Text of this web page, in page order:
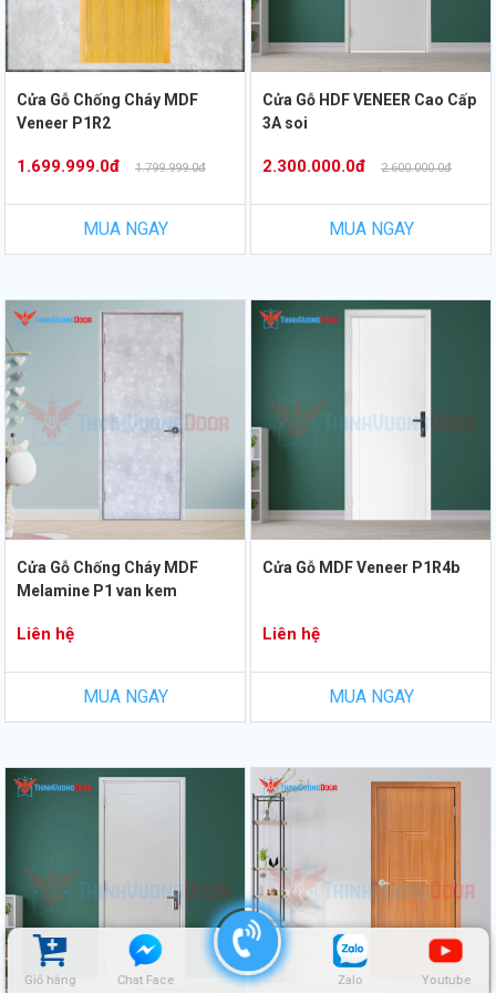
Giỏ hàng Chat Face Zalo Youtube
Cửa Gỗ Chống Cháy MDF
Veneer P1R2
1.699.999.0đ 1.799.999.0đ
MUA NGAY
Cửa Gỗ HDF VENEER Cao Cấp
3A soi
2.300.000.0đ 2.600.000.0đ
MUA NGAY
Cửa Gỗ Chống Cháy MDF
Melamine P1 van kem
Liên hệ
MUA NGAY
Cửa Gỗ MDF Veneer P1R4b
Liên hệ
MUA NGAY